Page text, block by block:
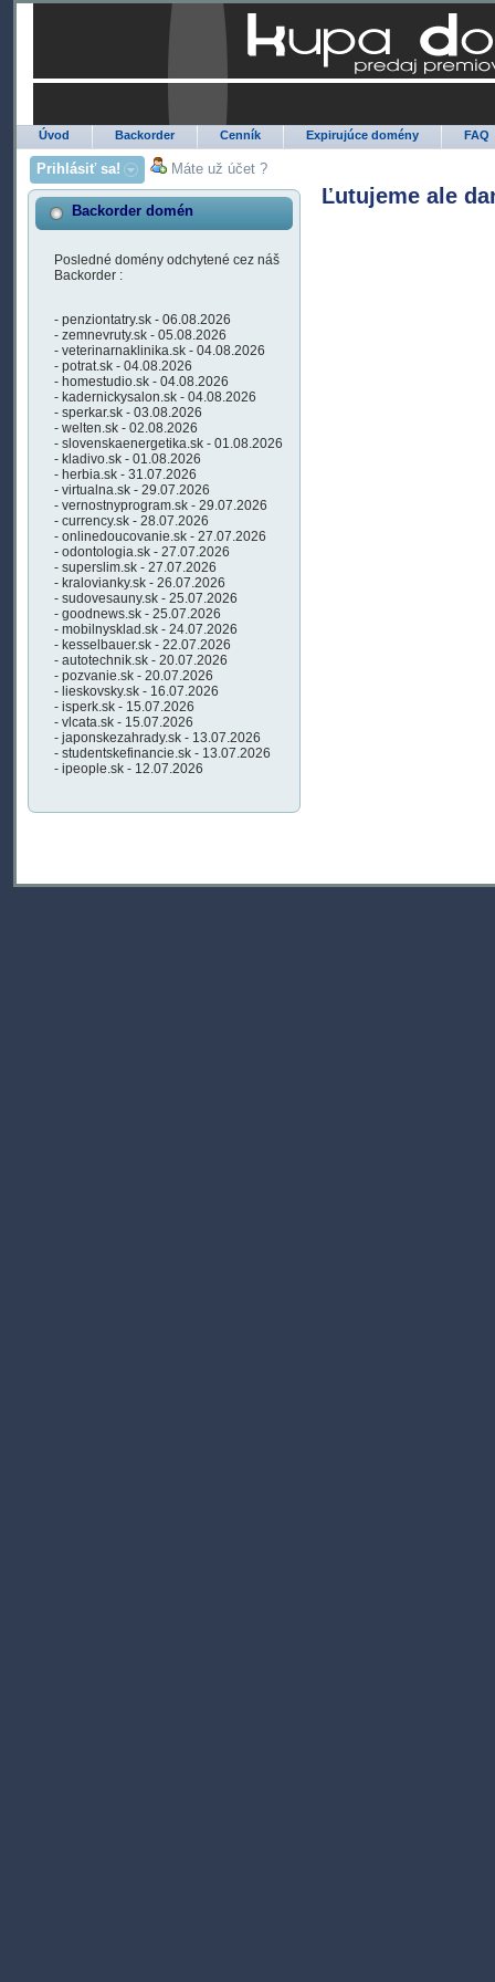
Úvod Backorder Cenník Expirujúce domény FAQ
Prihlásiť sa! Máte už účet ?
Backorder domén
Posledné domény odchytené cez náš
Backorder :
- penziontatry.sk - 06.08.2026
- zemnevruty.sk - 05.08.2026
- veterinarnaklinika.sk - 04.08.2026
- potrat.sk - 04.08.2026
- homestudio.sk - 04.08.2026
- kadernickysalon.sk - 04.08.2026
- sperkar.sk - 03.08.2026
- welten.sk - 02.08.2026
- slovenskaenergetika.sk - 01.08.2026
- kladivo.sk - 01.08.2026
- herbia.sk - 31.07.2026
- virtualna.sk - 29.07.2026
- vernostnyprogram.sk - 29.07.2026
- currency.sk - 28.07.2026
- onlinedoucovanie.sk - 27.07.2026
- odontologia.sk - 27.07.2026
- superslim.sk - 27.07.2026
- kralovianky.sk - 26.07.2026
- sudovesauny.sk - 25.07.2026
- goodnews.sk - 25.07.2026
- mobilnysklad.sk - 24.07.2026
- kesselbauer.sk - 22.07.2026
- autotechnik.sk - 20.07.2026
- pozvanie.sk - 20.07.2026
- lieskovsky.sk - 16.07.2026
- isperk.sk - 15.07.2026
- vlcata.sk - 15.07.2026
- japonskezahrady.sk - 13.07.2026
- studentskefinancie.sk - 13.07.2026
- ipeople.sk - 12.07.2026
Ľutujeme ale